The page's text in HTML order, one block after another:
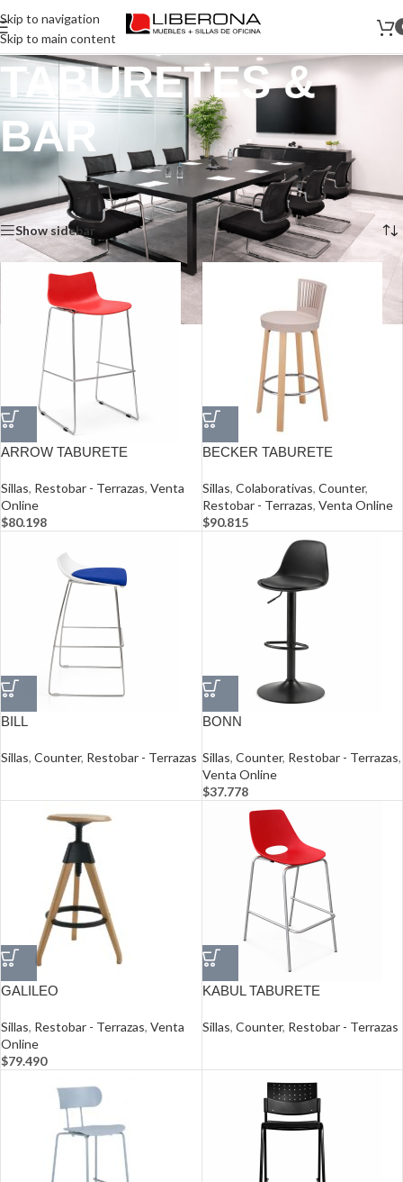
Skip to navigation
Skip to main content
TABURETES &
BAR
Productos etiquetados “TABURETES & BAR”
Mostrando 1–12 de 13 resultados
Show sidebar
ARROW TABURETE
Sillas, Restobar - Terrazas, Venta
Online
$80.198
BECKER TABURETE
Sillas, Colaborativas, Counter,
Restobar - Terrazas, Venta Online
$90.815
BILL
Sillas, Counter, Restobar - Terrazas
BONN
Sillas, Counter, Restobar - Terrazas,
Venta Online
$37.778
GALILEO
Sillas, Restobar - Terrazas, Venta
Online
$79.490
KABUL TABURETE
Sillas, Counter, Restobar - Terrazas